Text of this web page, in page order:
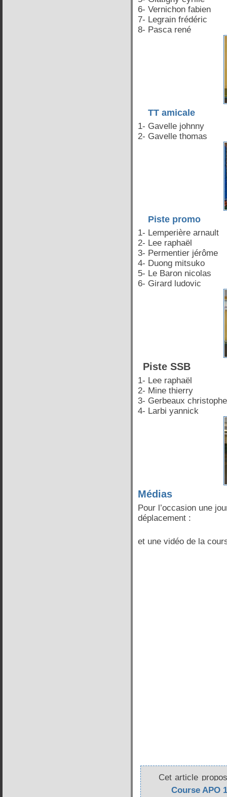
6- Vernichon fabien
7- Legrain frédéric
8- Pasca rené
TT amicale
1- Gavelle johnny
2- Gavelle thomas
Piste promo
1- Lemperière arnault
2- Lee raphaël
3- Permentier jérôme
4- Duong mitsuko
5- Le Baron nicolas
6- Girard ludovic
Piste SSB
1- Lee raphaël
2- Mine thierry
3- Gerbeaux christophe
4- Larbi yannick
Médias
Pour l’occasion une
déplacement :
et une vidéo de la
Cet article
Course APO